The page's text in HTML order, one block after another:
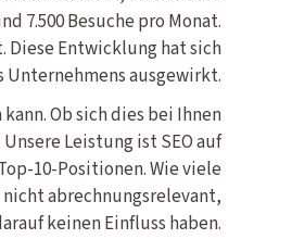
7.500 Besuche pro Monat.
Diese Entwicklung hat sich
Unternehmens ausgewirkt.
Ob sich dies bei Ihnen
Leistung ist SEO auf
10-Positionen. Wie viele
nicht abrechnungsrelevant,
keinen Einfluss haben.